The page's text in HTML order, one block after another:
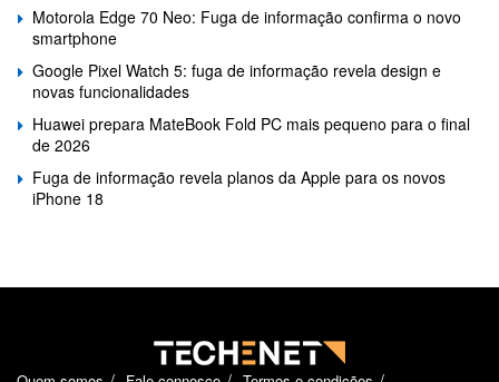
Motorola Edge 70 Neo: Fuga de informação confirma o novo
smartphone
Google Pixel Watch 5: fuga de informação revela design e
novas funcionalidades
Huawei prepara MateBook Fold PC mais pequeno para o final
de 2026
Fuga de informação revela planos da Apple para os novos
iPhone 18